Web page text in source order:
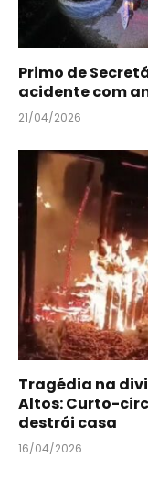
Primo de
acidente com
21/04/2026
Tragédia na
Altos: Curto-
destrói casa
16/04/2026